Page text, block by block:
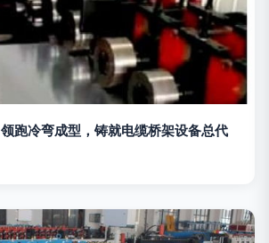
跑冷弯成型，铸就电缆桥架设备总代